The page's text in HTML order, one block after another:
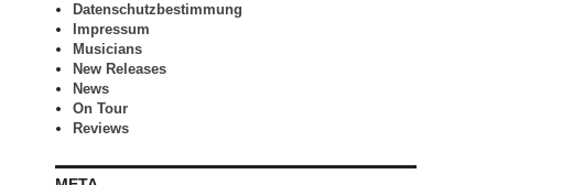
Datenschutzbestimmung
Impressum
Musicians
New Releases
News
On Tour
Reviews